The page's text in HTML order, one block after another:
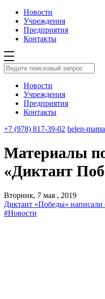
Новости
Учреждения
Предприятия
Контакты
Новости
Учреждения
Предприятия
Контакты
+7 (978) 817-39-02 helen-
Материалы
«Диктант
Вторник, 7 мая , 2019
Диктант «Победы»
#Новости